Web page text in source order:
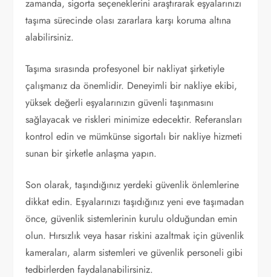
zamanda, sigorta seçeneklerini araştırarak eşyalarınızı
taşıma sürecinde olası zararlara karşı koruma altına
alabilirsiniz.
Taşıma sırasında profesyonel bir nakliyat şirketiyle
çalışmanız da önemlidir. Deneyimli bir nakliye ekibi,
yüksek değerli eşyalarınızın güvenli taşınmasını
sağlayacak ve riskleri minimize edecektir. Referansları
kontrol edin ve mümkünse sigortalı bir nakliye hizmeti
sunan bir şirketle anlaşma yapın.
Son olarak, taşındığınız yerdeki güvenlik önlemlerine
dikkat edin. Eşyalarınızı taşıdığınız yeni eve taşımadan
önce, güvenlik sistemlerinin kurulu olduğundan emin
olun. Hırsızlık veya hasar riskini azaltmak için güvenlik
kameraları, alarm sistemleri ve güvenlik personeli gibi
tedbirlerden faydalanabilirsiniz.